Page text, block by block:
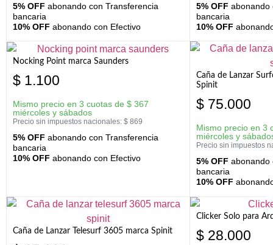
5% OFF abonando con Transferencia
bancaria
10% OFF abonando con Efectivo
5% OFF abonando
bancaria
10% OFF
Nocking Point marca Saunders
$ 1.100
Mismo precio en 3 cuotas de $ 367
miércoles y sábados
Precio sin impuestos nacionales: $ 869
5% OFF abonando con Transferencia
bancaria
10% OFF abonando con Efectivo
Caña de Lanzar
Spinit
$ 75.000
Mismo precio en 3
miércoles y
Precio sin impuestos
5% OFF abonando
bancaria
10% OFF
Caña de Lanzar Telesurf 3605 marca Spinit
Clicker Solo para
$ 28.000